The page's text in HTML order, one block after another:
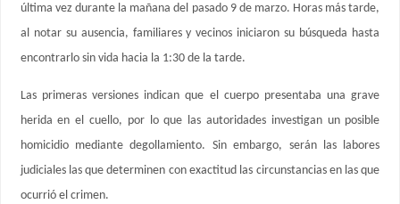
última vez durante la mañana del pasado 9 de marzo. Horas más tarde,
al notar su ausencia, familiares y vecinos iniciaron su búsqueda hasta
encontrarlo sin vida hacia la 1:30 de la tarde.
Las primeras versiones indican que el cuerpo presentaba una grave
herida en el cuello, por lo que las autoridades investigan un posible
homicidio mediante degollamiento. Sin embargo, serán las labores
judiciales las que determinen con exactitud las circunstancias en las que
ocurrió el crimen.